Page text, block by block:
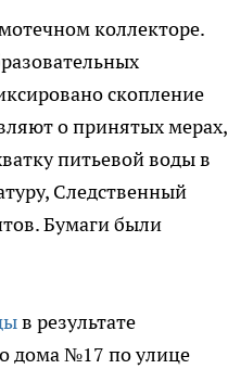
коллекторе.
скопление
о принятых мерах,
питьевой воды в
Следственный
Бумаги были
в результате
дома №17 по улице